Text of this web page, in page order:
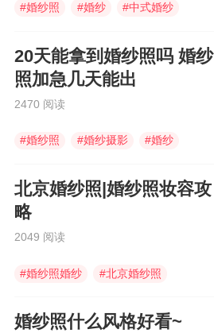
#婚纱照 #婚纱 #中式婚纱
20天能拿到婚纱照吗 婚纱
照加急几天能出
2470 阅读
#婚纱照 #婚纱摄影 #婚纱
北京婚纱照|婚纱照妆容攻
略
2049 阅读
#婚纱照婚纱 #北京婚纱照
婚纱照什么风格好看~